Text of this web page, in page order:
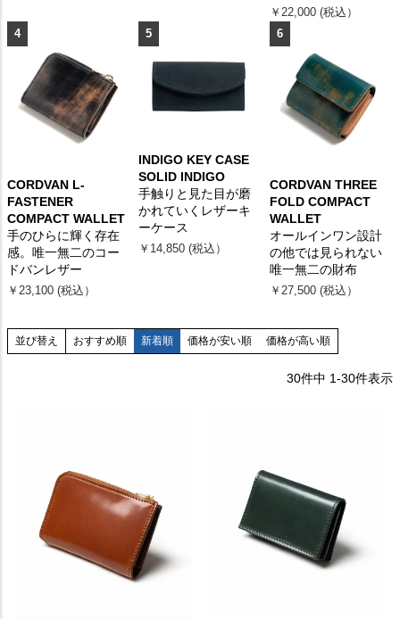
￥22,000 (税込）
4
CORDVAN L-
FASTENER
COMPACT WALLET
手のひらに輝く存在
感。唯一無二のコー
ドバンレザー
￥23,100 (税込）
5
INDIGO KEY CASE
SOLID INDIGO
手触りと見た目が磨
かれていくレザーキ
ーケース
￥14,850 (税込）
6
CORDVAN THREE
FOLD COMPACT
WALLET
オールインワン設計
の他では見られない
唯一無二の財布
￥27,500 (税込）
並び替え おすすめ順 新着順 価格が安い順 価格が高い順
30件中 1-30件表示